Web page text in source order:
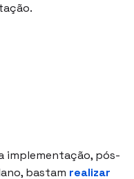
implementação, pós-
bastam realizar